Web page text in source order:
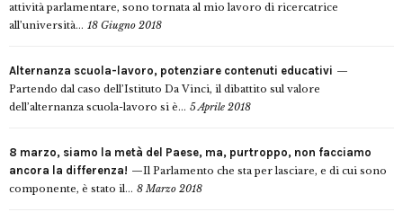
attività parlamentare, sono tornata al mio lavoro di ricercatrice
all’università... 18 Giugno 2018
Alternanza scuola-lavoro, potenziare contenuti educativi
Partendo dal caso dell’Istituto Da Vinci, il dibattito sul valore
dell’alternanza scuola-lavoro si è... 5 Aprile 2018
8 marzo, siamo la metà del Paese, ma, purtroppo, non facciamo
ancora la differenza!
Il Parlamento che sta per lasciare, e di cui sono
componente, è stato il... 8 Marzo 2018